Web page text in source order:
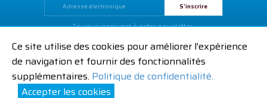
Ce site utilise des cookies pour améliorer l'expérience
de navigation et fournir des fonctionnalités
supplémentaires. Politique de confidentialité.
Accepter les cookies
En vous inscrivant à notre newsletter,
Mentions légales |CGV|Contactez-nous